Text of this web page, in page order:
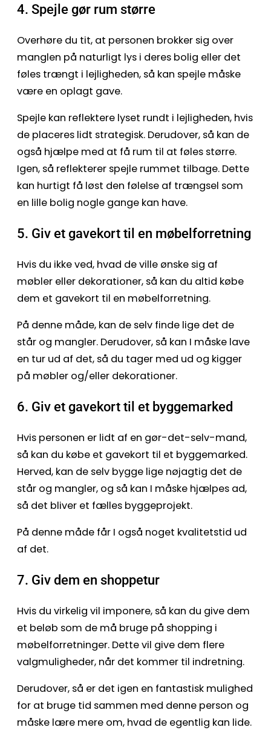
4. Spejle gør rum større
Overhøre du tit, at personen brokker sig over
manglen på naturligt lys i deres bolig eller det
føles trængt i lejligheden, så kan spejle måske
være en oplagt gave.
Spejle kan reflektere lyset rundt i lejligheden, hvis
de placeres lidt strategisk. Derudover, så kan de
også hjælpe med at få rum til at føles større.
Igen, så reflekterer spejle rummet tilbage. Dette
kan hurtigt få løst den følelse af trængsel som
en lille bolig nogle gange kan have.
5. Giv et gavekort til en møbelforretning
Hvis du ikke ved, hvad de ville ønske sig af
møbler eller dekorationer, så kan du altid købe
dem et gavekort til en møbelforretning.
På denne måde, kan de selv finde lige det de
står og mangler. Derudover, så kan I måske lave
en tur ud af det, så du tager med ud og kigger
på møbler og/eller dekorationer.
6. Giv et gavekort til et byggemarked
Hvis personen er lidt af en gør-det-selv-mand,
så kan du købe et gavekort til et byggemarked.
Herved, kan de selv bygge lige nøjagtig det de
står og mangler, og så kan I måske hjælpes ad,
så det bliver et fælles byggeprojekt.
På denne måde får I også noget kvalitetstid ud
af det.
7. Giv dem en shoppetur
Hvis du virkelig vil imponere, så kan du give dem
et beløb som de må bruge på shopping i
møbelforretninger. Dette vil give dem flere
valgmuligheder, når det kommer til indretning.
Derudover, så er det igen en fantastisk mulighed
for at bruge tid sammen med denne person og
måske lære mere om, hvad de egentlig kan lide.